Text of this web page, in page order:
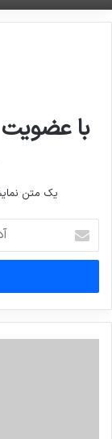
با عضویت
یک متن
ایمیل
خود
وارد
کنید